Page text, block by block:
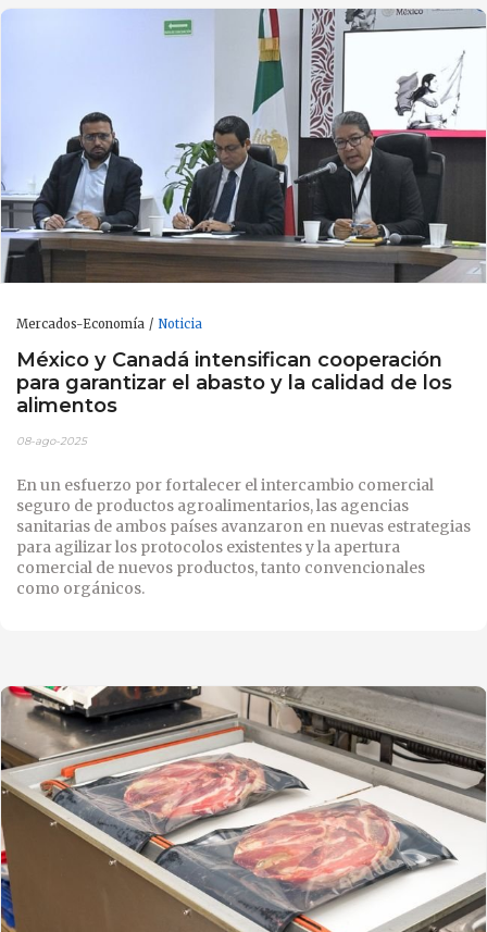
Mercados-Economía Noticia
México y Canadá intensifican cooperación
para garantizar el abasto y la calidad de los
alimentos
08-ago-2025
En un esfuerzo por fortalecer el intercambio comercial
seguro de productos agroalimentarios, las agencias
sanitarias de ambos países avanzaron en nuevas estrategias
para agilizar los protocolos existentes y la apertura
comercial de nuevos productos, tanto convencionales
como orgánicos.